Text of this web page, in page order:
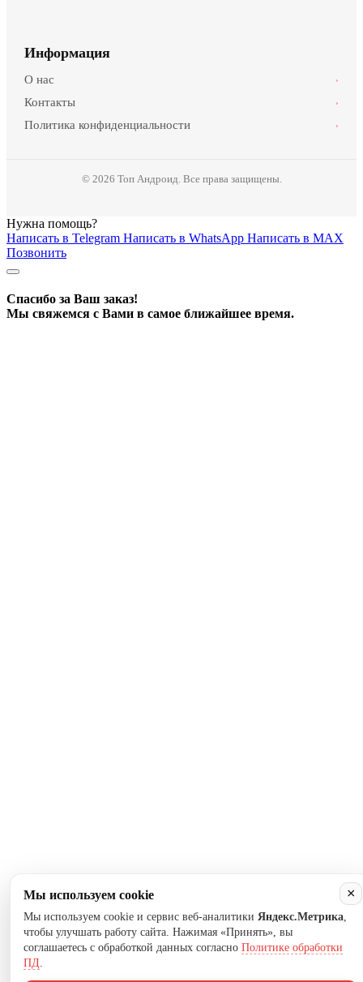
Информация
О нас ›
Контакты ›
Политика конфиденциальности ›
© 2026 Топ Андроид. Все права защищены.
×
Мы используем cookie
Мы используем cookie и сервис веб-аналитики Яндекс.Метрика,
чтобы улучшать работу сайта. Нажимая «Принять», вы
соглашаетесь с обработкой данных согласно Политике обработки
ПД.
Нужна помощь?
Написать в Telegram Написать в WhatsApp Написать в MAX
Позвонить
Спасибо за Ваш заказ!
Мы свяжемся с Вами в самое ближайшее время.